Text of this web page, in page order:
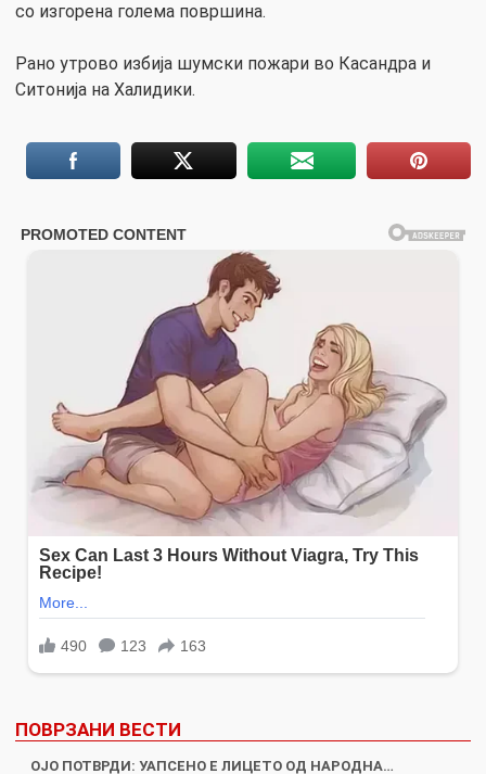
со изгорена голема површина.
Рано утрово избија шумски пожари во Касандра и
Ситонија на Халидики.
ПОВРЗАНИ ВЕСТИ
ОЈО ПОТВРДИ: УАПСЕНО Е ЛИЦЕТО ОД НАРОДНА…